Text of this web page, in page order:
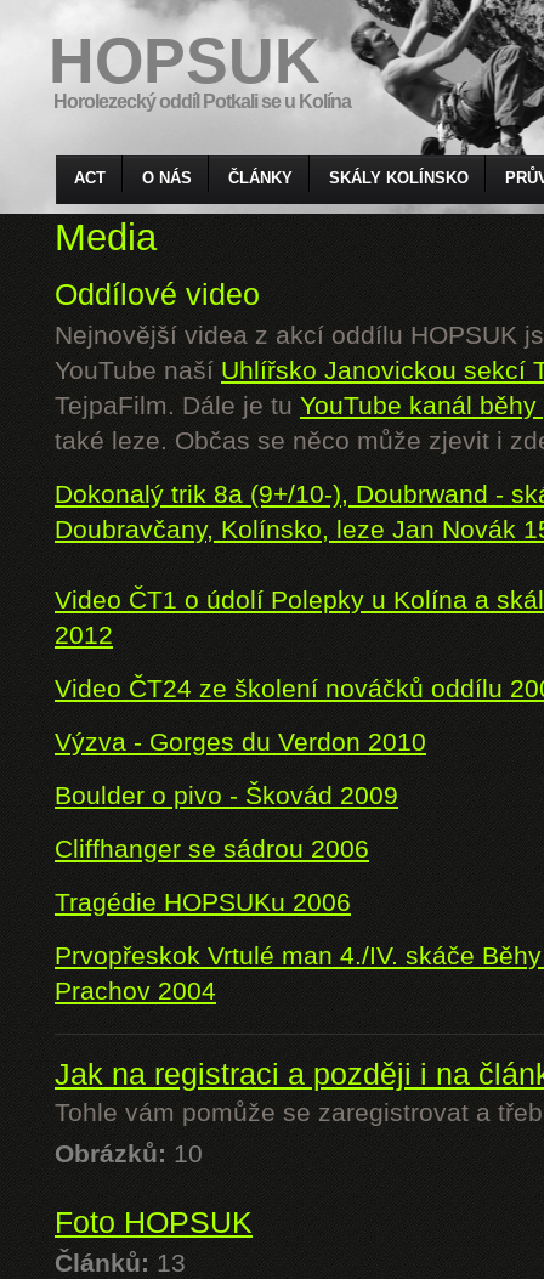
HOPSUK
Horolezecký oddíl Potkali se u Kolína
ACT O NÁS ČLÁNKY SKÁLY KOLÍNSKO
Media
Oddílové video
Nejnovější videa z akcí oddílu HOPSUK
YouTube naší Uhlířsko Janovickou sekcí
TejpaFilm. Dále je tu YouTube kanál
také leze. Občas se něco může zjevit i
Dokonalý trik 8a (9+/10-), Doubrwand -
Doubravčany, Kolínsko, leze Jan Novák
Video ČT1 o údolí Polepky u Kolína a
2012
Video ČT24 ze školení nováčků oddílu
Výzva - Gorges du Verdon 2010
Boulder o pivo - Škovád 2009
Cliffhanger se sádrou 2006
Tragédie HOPSUKu 2006
Prvopřeskok Vrtulé man 4./IV. skáče
Prachov 2004
Jak na registraci a později i na
Tohle vám pomůže se zaregistrovat a
Obrázků: 10
Foto HOPSUK
Článků: 13